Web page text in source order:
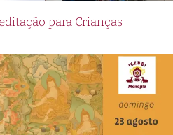
para Crianças